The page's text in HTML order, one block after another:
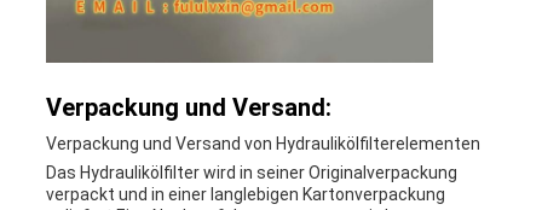
Verpackung und Versand:
Verpackung und Versand von Hydraulikölfilterelementen
Das Hydraulikölfilter wird in seiner Originalverpackung
verpackt und in einer langlebigen Kartonverpackung